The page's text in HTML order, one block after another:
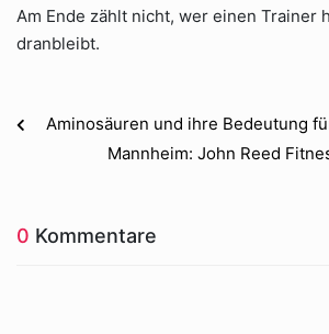
Am Ende zählt nicht, wer einen Trainer
dranbleibt.
Aminosäuren und ihre Bedeutung
Mannheim: John Reed
0 Kommentare